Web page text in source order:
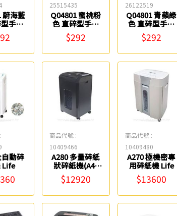
蔚海藍
手動
式碎紙機 ABEL
25515435
Q04801 蜜桃粉
色 直碎型手動
式碎紙機 ABEL
$292
26122519
Q04801 青蘋綠
色 直碎型手動
式碎紙機 ABEL
$292
自動碎
Life
商品代號 :
10409466
A280 多量碎紙
狀碎紙機(A4)
Life
$12920
商品代號 :
10409480
A270 極機密專
用碎紙機 Life
$13600